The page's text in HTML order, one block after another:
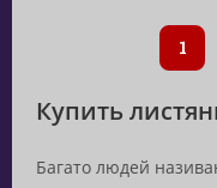
1
Купить
Багато людей